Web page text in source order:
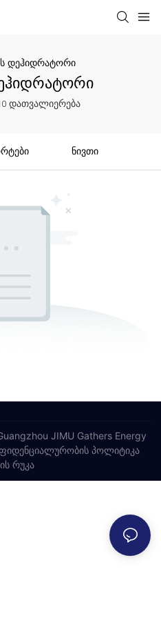
დეჰიდრატორი
დათვალიერება
Ნივთი
JIMU Gathers Energy
პოლიტიკა
რუკა